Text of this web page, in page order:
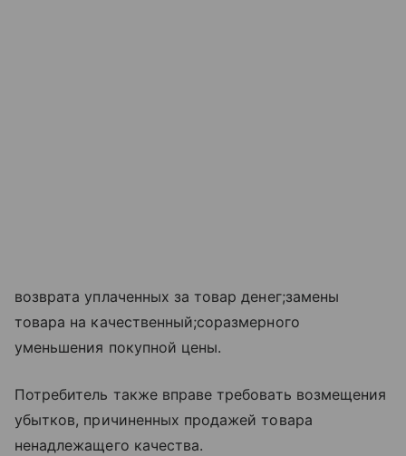
возврата уплаченных за товар денег;замены
товара на качественный;соразмерного
уменьшения покупной цены.
Потребитель также вправе требовать возмещения
убытков, причиненных продажей товара
ненадлежащего качества.